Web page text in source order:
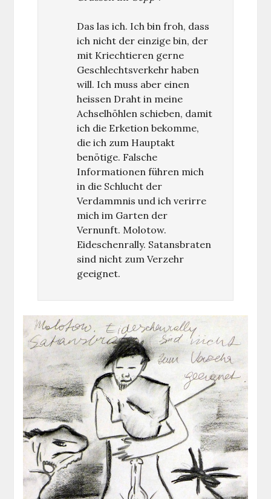
Das las ich. Ich bin froh, dass
ich nicht der einzige bin, der
mit Kriechtieren gerne
Geschlechtsverkehr haben
will. Ich muss aber einen
heissen Draht in meine
Achselhöhlen schieben, damit
ich die Erketion bekomme,
die ich zum Hauptakt
benötige. Falsche
Informationen führen mich
in die Schlucht der
Verdammnis und ich verirre
mich im Garten der
Vernunft. Molotow.
Eideschenrally. Satansbraten
sind nicht zum Verzehr
geeignet.